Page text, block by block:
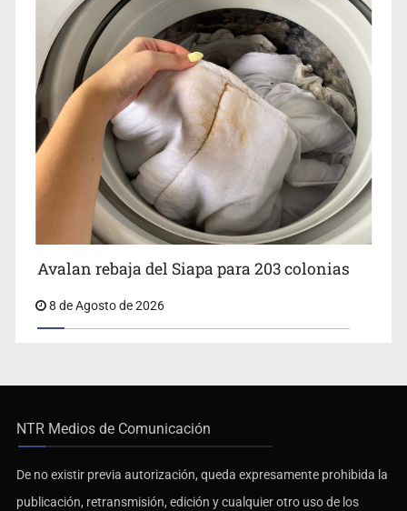
Avalan rebaja del Siapa para 203 colonias
8 de Agosto de 2026
NTR Medios de Comunicación
De no existir previa autorización, queda expresamente prohibida la
publicación, retransmisión, edición y cualquier otro uso de los